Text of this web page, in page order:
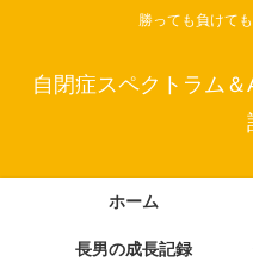
勝っても負けて
自閉症スペクトラム
ホーム
長男の成長記録